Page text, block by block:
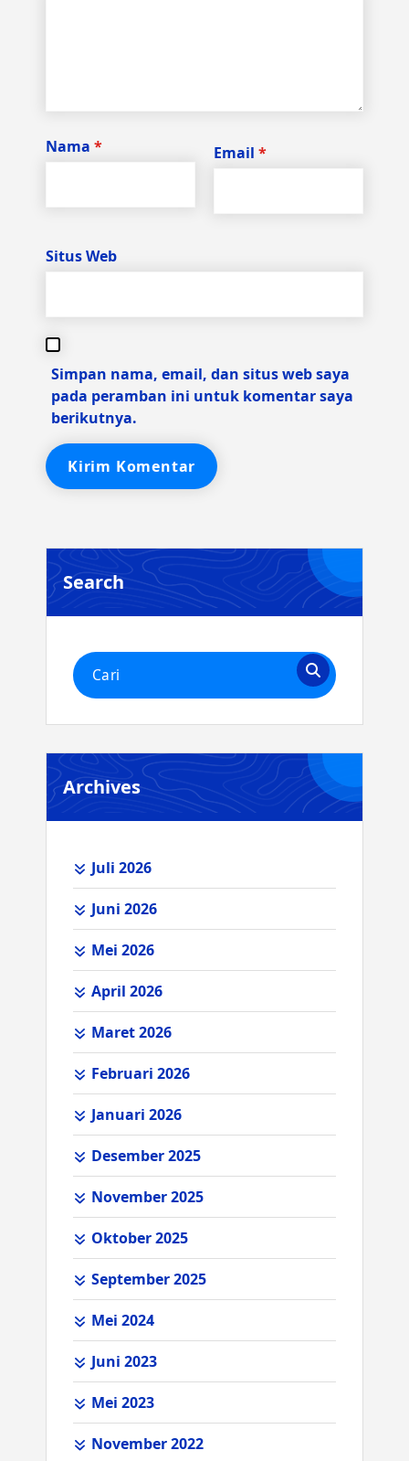
Nama * Email *
Situs Web
Simpan nama, email, dan situs web saya
pada peramban ini untuk komentar saya
berikutnya.
Search
Pencarian
untuk:
Archives
Juli 2026
Juni 2026
Mei 2026
April 2026
Maret 2026
Februari 2026
Januari 2026
Desember 2025
November 2025
Oktober 2025
September 2025
Mei 2024
Juni 2023
Mei 2023
November 2022